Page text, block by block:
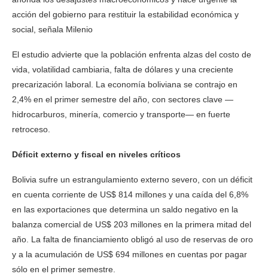
acción del gobierno para restituir la estabilidad económica y
social, señala Milenio
El estudio advierte que la población enfrenta alzas del costo de
vida, volatilidad cambiaria, falta de dólares y una creciente
precarización laboral. La economía boliviana se contrajo en
2,4% en el primer semestre del año, con sectores clave —
hidrocarburos, minería, comercio y transporte— en fuerte
retroceso.
Déficit externo y fiscal en niveles críticos
Bolivia sufre un estrangulamiento externo severo, con un déficit
en cuenta corriente de US$ 814 millones y una caída del 6,8%
en las exportaciones que determina un saldo negativo en la
balanza comercial de US$ 203 millones en la primera mitad del
año. La falta de financiamiento obligó al uso de reservas de oro
y a la acumulación de US$ 694 millones en cuentas por pagar
sólo en el primer semestre.